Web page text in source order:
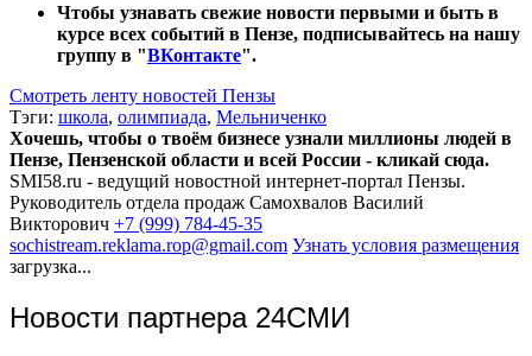
Чтобы узнавать свежие новости первыми и быть в
курсе всех событий в Пензе, подписывайтесь на нашу
группу в "ВКонтакте".
Смотреть ленту новостей Пензы
Тэги: школа, олимпиада, Мельниченко
Хочешь, чтобы о твоём бизнесе узнали миллионы людей в
Пензе, Пензенской области и всей России - кликай сюда.
SMI58.ru - ведущий новостной интернет-портал Пензы.
Руководитель отдела продаж Самохвалов Василий
Викторович +7 (999) 784-45-35
sochistream.reklama.rop@gmail.com Узнать условия размещения
загрузка...
Новости партнера 24СМИ